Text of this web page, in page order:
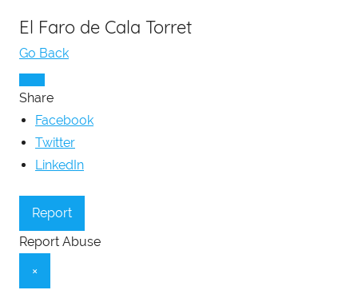
El Faro de Cala Torret
Go Back
Share
Facebook
Twitter
LinkedIn
Report
Report Abuse
×